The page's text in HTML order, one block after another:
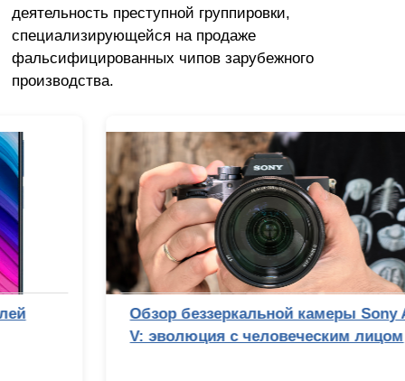
деятельность преступной группировки,
специализирующейся на продаже
фальсифицированных чипов зарубежного
производства.
Обзор беззеркальной камеры Sony Alpha 7
V: эволюция с человеческим лицом